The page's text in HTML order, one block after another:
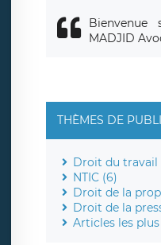
MADJID
THÈMES DE
Droit du travail
NTIC (6)
Droit de la
Droit de la
Articles les